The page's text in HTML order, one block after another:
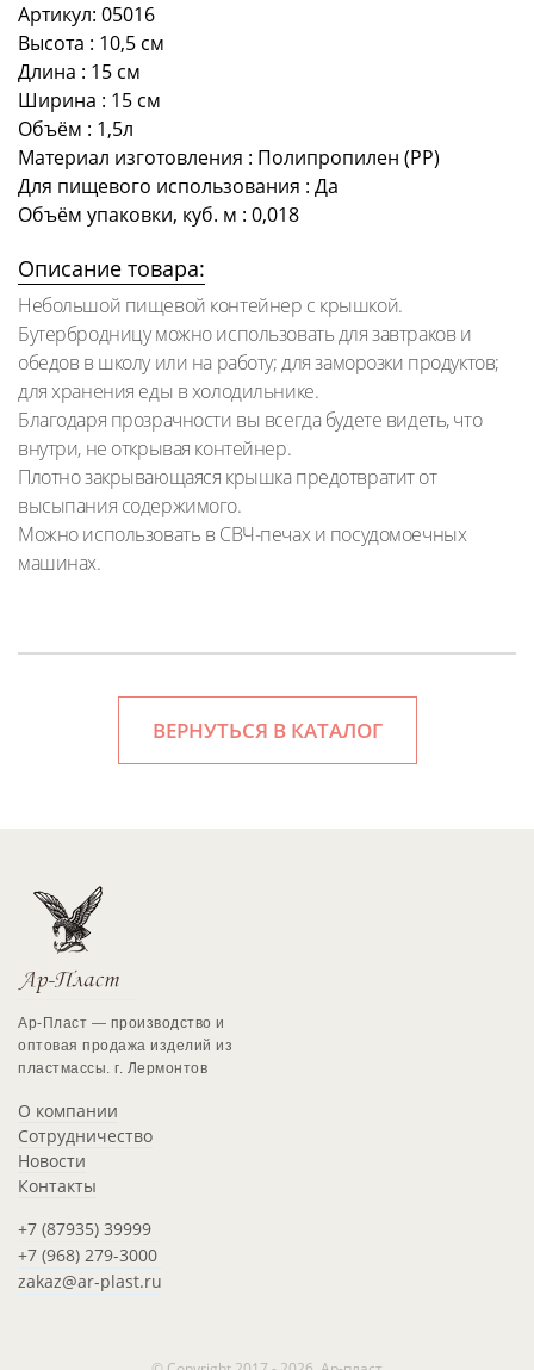
Артикул: 05016
Высота : 10,5 см
Длина : 15 см
Ширина : 15 см
Объём : 1,5л
Материал изготовления : Полипропилен (PP)
Для пищевого использования : Да
Объём упаковки, куб. м : 0,018
Описание товара:
Небольшой пищевой контейнер с крышкой.
Бутербродницу можно использовать для завтраков и
обедов в школу или на работу; для заморозки продуктов;
для хранения еды в холодильнике.
Благодаря прозрачности вы всегда будете видеть, что
внутри, не открывая контейнер.
Плотно закрывающаяся крышка предотвратит от
высыпания содержимого.
Можно использовать в СВЧ-печах и посудомоечных
машинах.
ВЕРНУТЬСЯ В КАТАЛОГ
Ар-Пласт — производство и
оптовая продажа изделий из
пластмассы. г. Лермонтов
О компании
Сотрудничество
Новости
Контакты
+7 (87935) 39999
+7 (968) 279-3000
zakaz@ar-plast.ru